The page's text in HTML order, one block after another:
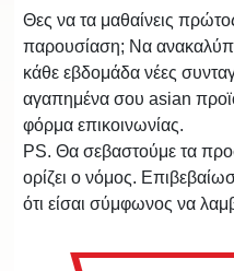
Θες να τα μαθαίνεις
παρουσίαση; Να
κάθε εβδομάδα νέες
αγαπημένα σου asian
φόρμα επικοινωνίας.
PS. Θα σεβαστούμε τα
ορίζει ο νόμος.
ότι είσαι σύμφωνος να